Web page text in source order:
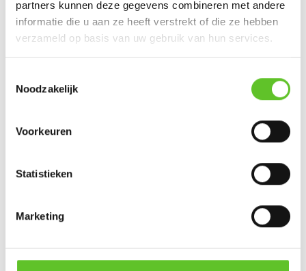
partners kunnen deze gegevens combineren met andere
informatie die u aan ze heeft verstrekt of die ze hebben
verzameld op basis van uw gebruik van hun services.
Noodzakelijk
Voorkeuren
Statistieken
Marketing
Jouw mood:
Voornaam